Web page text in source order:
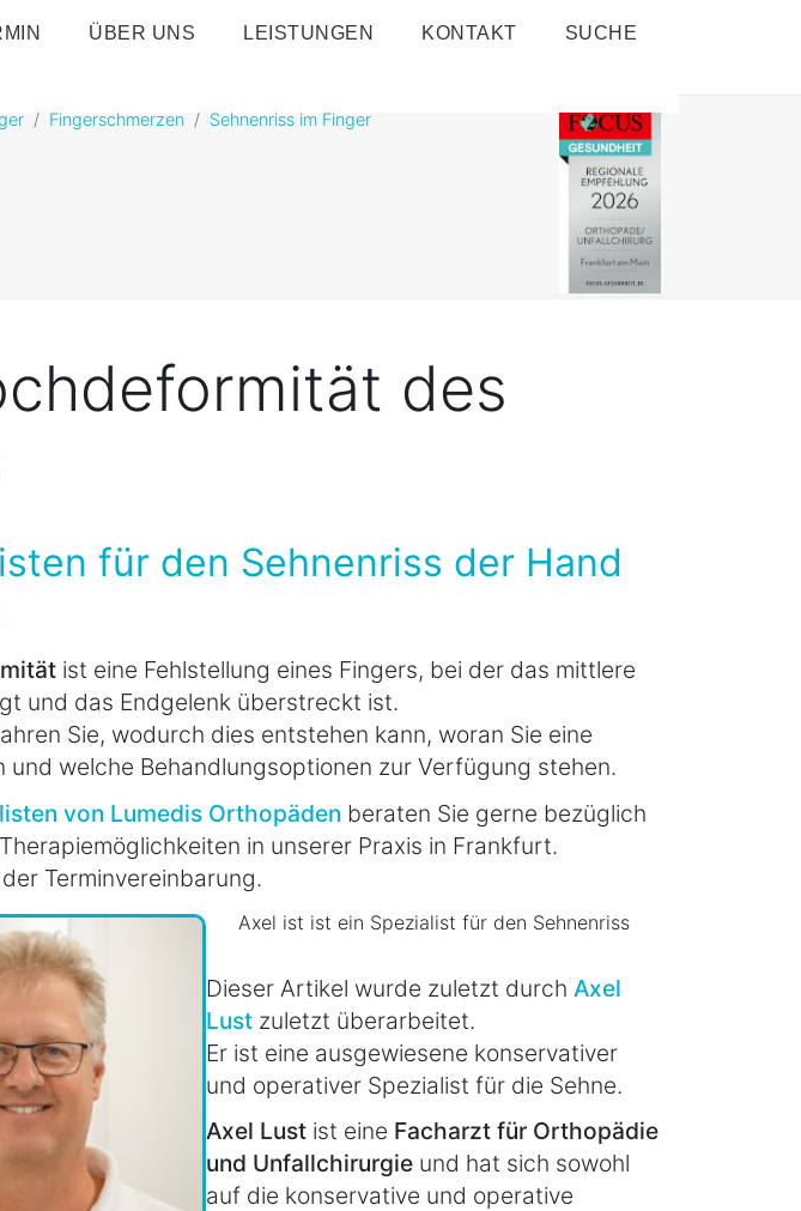
ÜBER UNS LEISTUNGEN KONTAKT SUCHE
Fingerschmerzen
Sehnenriss im Finger
des
für den Sehnenriss der Hand
ist eine Fehlstellung eines Fingers, bei der das mittlere
und das Endgelenk überstreckt ist.
Sie, wodurch dies entstehen kann, woran Sie eine
und welche Behandlungsoptionen zur Verfügung stehen.
von Lumedis Orthopäden beraten Sie gerne bezüglich
in unserer Praxis in Frankfurt.
Terminvereinbarung.
Axel ist ist ein Spezialist für den Sehnenriss
Dieser Artikel wurde zuletzt durch Axel
Lust zuletzt überarbeitet.
Er ist eine ausgewiesene konservativer
und operativer Spezialist für die Sehne.
Axel Lust ist eine Facharzt für Orthopädie
und Unfallchirurgie und hat sich sowohl
auf die konservative und operative